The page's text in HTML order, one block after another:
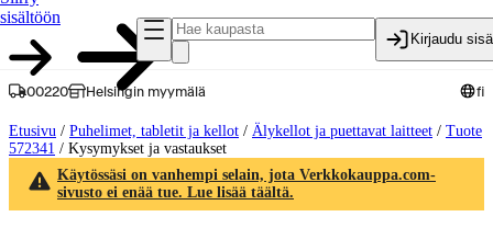
sisältöön
Kirjaudu
00220 Helsingin myymälä fi
Etusivu / Puhelimet, tabletit ja kellot / Älykellot ja puettavat laitteet / Tuote
572341 / Kysymykset ja vastaukset
Käytössäsi on vanhempi selain, jota Verkkokauppa.com-
sivusto ei enää tue. Lue lisää täältä.